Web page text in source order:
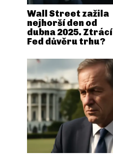
Wall Street zažila
nejhorší den od
dubna 2025. Ztrácí
Fed důvěru trhu?